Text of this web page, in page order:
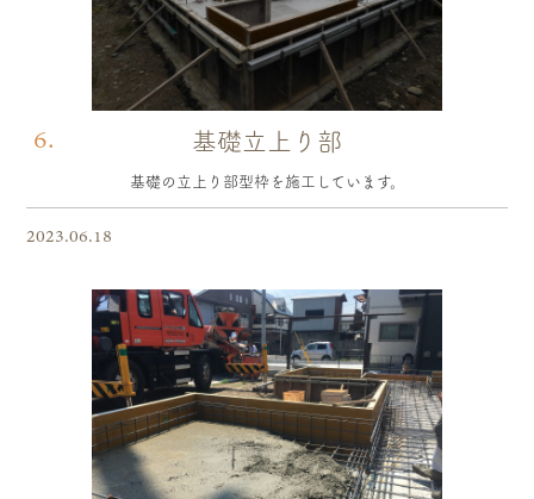
6. 基礎立上り部
基礎の立上り部型枠を施工しています。
2023.06.18